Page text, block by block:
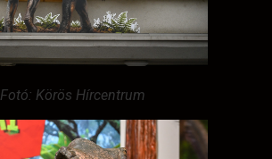
Fotó: Körös Hírcentrum